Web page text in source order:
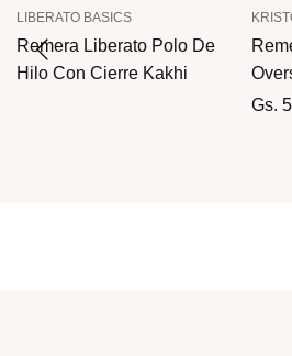
LIBERATO BASICS
Remera Liberato Polo De
Hilo Con Cierre Kakhi
Gs.